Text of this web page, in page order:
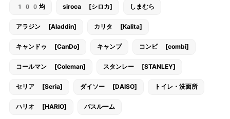
100均 siroca [シロカ] しまむら
アラジン [Aladdin] カリタ [Kalita]
キャンドゥ [CanDo] キャンプ コンビ [combi]
コールマン [Coleman] スタンレー [STANLEY]
セリア [Seria] ダイソー [DAISO] トイレ・洗面所
ハリオ [HARIO] バスルーム